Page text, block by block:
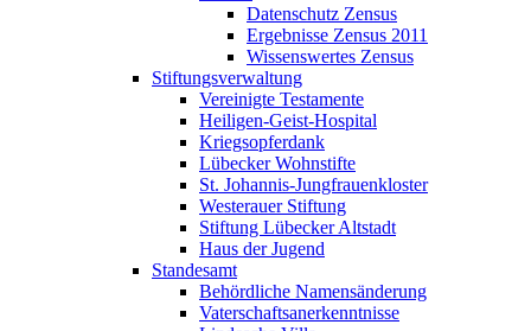
Datenschutz Zensus
Ergebnisse Zensus 2011
Wissenswertes Zensus
Stiftungsverwaltung
Vereinigte Testamente
Heiligen-Geist-Hospital
Kriegsopferdank
Lübecker Wohnstifte
St. Johannis-Jungfrauenkloster
Westerauer Stiftung
Stiftung Lübecker Altstadt
Haus der Jugend
Standesamt
Behördliche Namensänderung
Vaterschaftsanerkenntnisse